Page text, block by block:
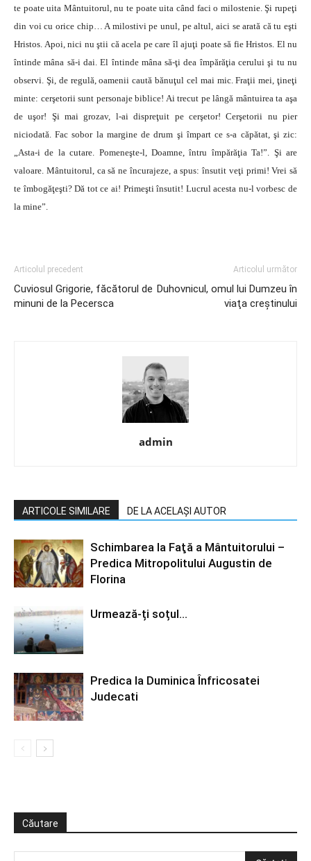
te poate uita Mântuitorul, nu te poate uita când faci o milostenie. Şi rupeţi
din voi cu orice chip… A milostivi pe unul, pe altul, aici se arată că tu eşti
Hristos. Apoi, nici nu ştii că acela pe care îl ajuţi poate să fie Hristos. El nu
întinde mâna să-i dai. El întinde mâna să-ţi dea împărăţia cerului şi tu nu
observi. Şi, de regulă, oamenii caută bănuţul cel mai mic. Fraţii mei, ţineţi
minte: cerşetorii sunt personaje biblice! Ai trecut pe lângă mântuirea ta aşa
de uşor! Şi mai grozav, l-ai dispreţuit pe cerşetor! Cerşetorii nu pier
niciodată. Fac sobor la margine de drum şi împart ce s-a căpătat, şi zic:
„Asta-i de la cutare. Pomeneşte-l, Doamne, întru împărăţia Ta!”. Şi are
valoare. Mântuitorul, ca să ne încurajeze, a spus: însutit veţi primi! Vrei să
te îmbogăţeşti? Dă tot ce ai! Primeşti însutit! Lucrul acesta nu-l vorbesc de
la mine”.
Articolul precedent
Cuviosul Grigorie, făcătorul de
minuni de la Pecersca
Articolul următor
Duhovnicul, omul lui Dumzeu în
viaţa creştinului
admin
ARTICOLE SIMILARE DE LA ACELAȘI AUTOR
Schimbarea la Faţă a Mântuitorului –
Predica Mitropolitului Augustin de
Florina
Urmează-ți soțul…
Predica la Duminica Înfricosatei
Judecati
Căutare